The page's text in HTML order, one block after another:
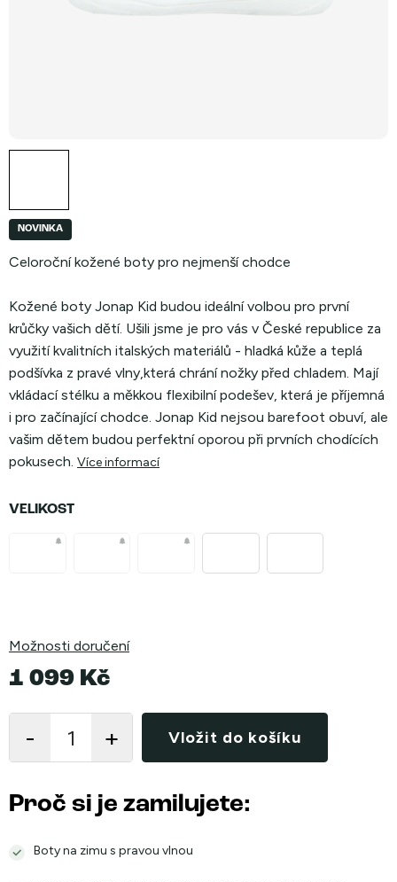
NOVINKA
Celoroční kožené boty pro nejmenší chodce
Kožené boty Jonap Kid budou ideální volbou pro první
krůčky vašich dětí. Ušili jsme je pro vás v České republice za
využití kvalitních italských materiálů - hladká kůže a teplá
podšívka z pravé vlny,která chrání nožky před chladem. Mají
vkládací stélku a měkkou flexibilní podešev, která je příjemná
i pro začínající chodce. Jonap Kid nejsou barefoot obuví, ale
vašim dětem budou perfektní oporou při prvních chodících
pokusech. Více informací
VELIKOST
Možnosti doručení
1 099 Kč
cena:
Vložit do košíku
Proč si je zamilujete:
Boty na zimu s pravou vlnou